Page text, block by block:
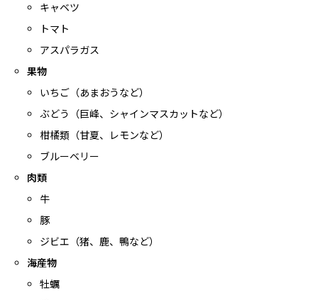
キャベツ
トマト
アスパラガス
果物
いちご（あまおうなど）
ぶどう（巨峰、シャインマスカットなど）
柑橘類（甘夏、レモンなど）
ブルーベリー
肉類
牛
豚
ジビエ（猪、鹿、鴨など）
海産物
牡蠣